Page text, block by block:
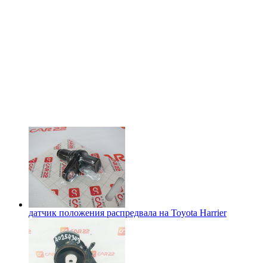
датчик положения распредвала на Toyota Harrier